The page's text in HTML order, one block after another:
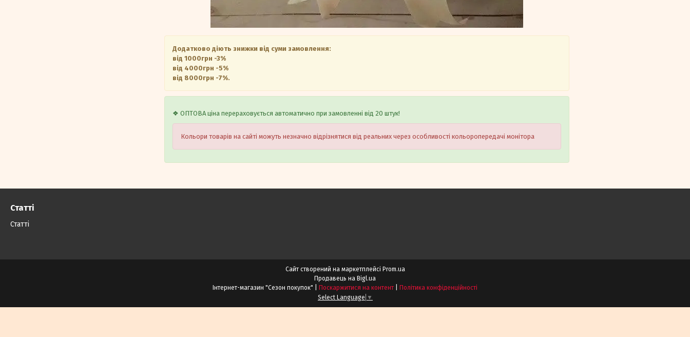
Додатково діють знижки від суми замовлення:
від 1000грн -3%
від 4000грн -5%
від 8000грн -7%.
❖ ОПТОВА ціна перераховується автоматично при замовленні від 20 штук!
Кольори товарів на сайті можуть незначно відрізнятися від реальних через особливості кольоропередачі монітора
Статті
Статті
Сайт створений на маркетплейсі Prom.ua
Продавець на Bigl.ua
Поскаржитися на контент
Політика конфіденційності
Select Language ▼